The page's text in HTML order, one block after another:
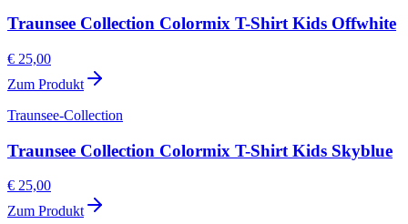
Traunsee Collection Colormix T-Shirt Kids Offwhite
€ 25,00
Zum Produkt
Traunsee-Collection
Traunsee Collection Colormix T-Shirt Kids Skyblue
€ 25,00
Zum Produkt